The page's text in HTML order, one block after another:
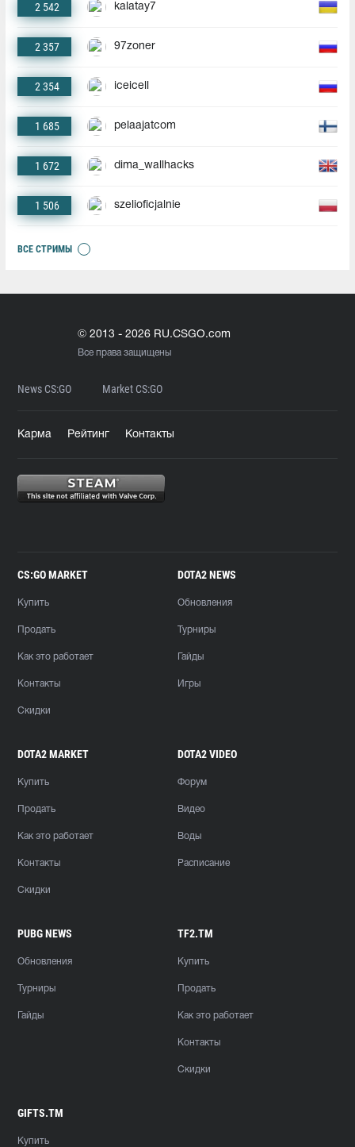
2 542 kalatay7
2 357 97zoner
2 354 iceicell
1 685 pelaajatcom
1 672 dima_wallhacks
1 506 szelioficjalnie
ВСЕ СТРИМЫ
© 2013 - 2026 RU.CSGO.com
Все права защищены
News CS:GO Market CS:GO
Карма Рейтинг Контакты
CS:GO MARKET
Купить
Продать
Как это работает
Контакты
Скидки
DOTA2 NEWS
Обновления
Турниры
Гайды
Игры
DOTA2 MARKET
Купить
Продать
Как это работает
Контакты
Скидки
DOTA2 VIDEO
Форум
Видео
Воды
Расписание
PUBG NEWS
Обновления
Турниры
Гайды
TF2.TM
Купить
Продать
Как это работает
Контакты
Скидки
GIFTS.TM
Купить